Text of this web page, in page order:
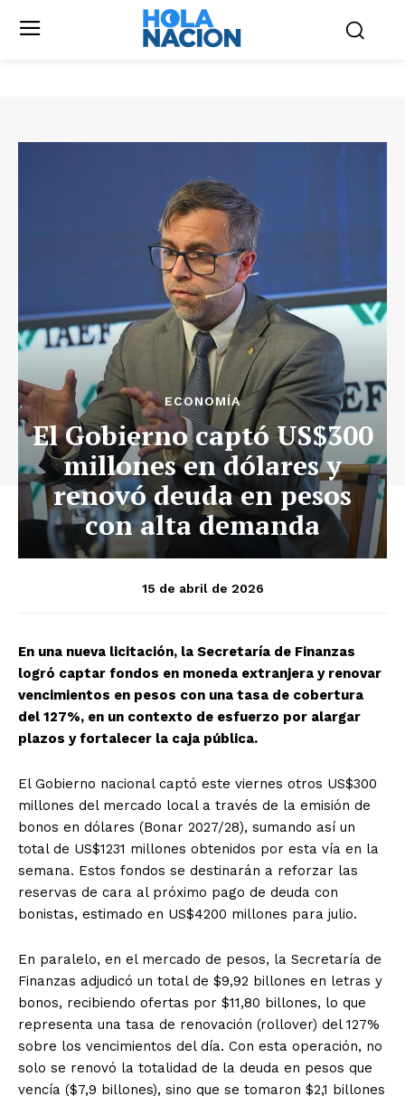
ECONOMÍA
El Gobierno captó US$300
millones en dólares y
renovó deuda en pesos
con alta demanda
15 de abril de 2026
En una nueva licitación, la Secretaría de Finanzas
logró captar fondos en moneda extranjera y renovar
vencimientos en pesos con una tasa de cobertura
del 127%, en un contexto de esfuerzo por alargar
plazos y fortalecer la caja pública.
El Gobierno nacional captó este viernes otros US$300
millones del mercado local a través de la emisión de
bonos en dólares (Bonar 2027/28), sumando así un
total de US$1231 millones obtenidos por esta vía en la
semana. Estos fondos se destinarán a reforzar las
reservas de cara al próximo pago de deuda con
bonistas, estimado en US$4200 millones para julio.
En paralelo, en el mercado de pesos, la Secretaría de
Finanzas adjudicó un total de $9,92 billones en letras y
bonos, recibiendo ofertas por $11,80 billones, lo que
representa una tasa de renovación (rollover) del 127%
sobre los vencimientos del día. Con esta operación, no
solo se renovó la totalidad de la deuda en pesos que
vencía ($7,9 billones), sino que se tomaron $2,1 billones